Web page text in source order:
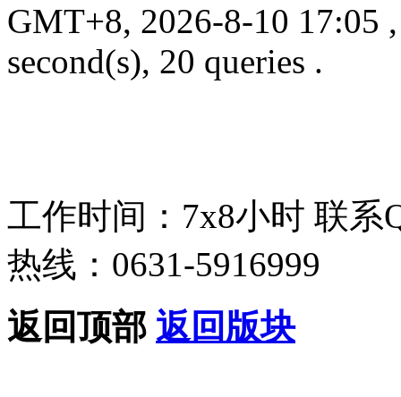
GMT+8, 2026-8-10 17:05
second(s), 20 queries .
工作时间：7x8小时 联系
热线：0631-5916999
返回顶部 返回版块